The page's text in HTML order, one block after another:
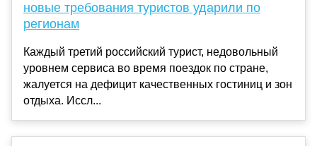
новые требования туристов ударили по
регионам
Каждый третий российский турист, недовольный
уровнем сервиса во время поездок по стране,
жалуется на дефицит качественных гостиниц и зон
отдыха. Иссл...